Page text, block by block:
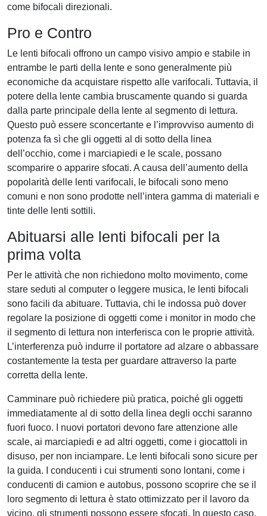
come bifocali direzionali.
Pro e Contro
Le lenti bifocali offrono un campo visivo ampio e stabile in
entrambe le parti della lente e sono generalmente più
economiche da acquistare rispetto alle varifocali. Tuttavia, il
potere della lente cambia bruscamente quando si guarda
dalla parte principale della lente al segmento di lettura.
Questo può essere sconcertante e l’improvviso aumento di
potenza fa sì che gli oggetti al di sotto della linea
dell’occhio, come i marciapiedi e le scale, possano
scomparire o apparire sfocati. A causa dell’aumento della
popolarità delle lenti varifocali, le bifocali sono meno
comuni e non sono prodotte nell’intera gamma di materiali e
tinte delle lenti sottili.
Abituarsi alle lenti bifocali per la
prima volta
Per le attività che non richiedono molto movimento, come
stare seduti al computer o leggere musica, le lenti bifocali
sono facili da abituare. Tuttavia, chi le indossa può dover
regolare la posizione di oggetti come i monitor in modo che
il segmento di lettura non interferisca con le proprie attività.
L’interferenza può indurre il portatore ad alzare o abbassare
costantemente la testa per guardare attraverso la parte
corretta della lente.
Camminare può richiedere più pratica, poiché gli oggetti
immediatamente al di sotto della linea degli occhi saranno
fuori fuoco. I nuovi portatori devono fare attenzione alle
scale, ai marciapiedi e ad altri oggetti, come i giocattoli in
disuso, per non inciampare. Le lenti bifocali sono sicure per
la guida. I conducenti i cui strumenti sono lontani, come i
conducenti di camion e autobus, possono scoprire che se il
loro segmento di lettura è stato ottimizzato per il lavoro da
vicino, gli strumenti possono essere sfocati. In questo caso,